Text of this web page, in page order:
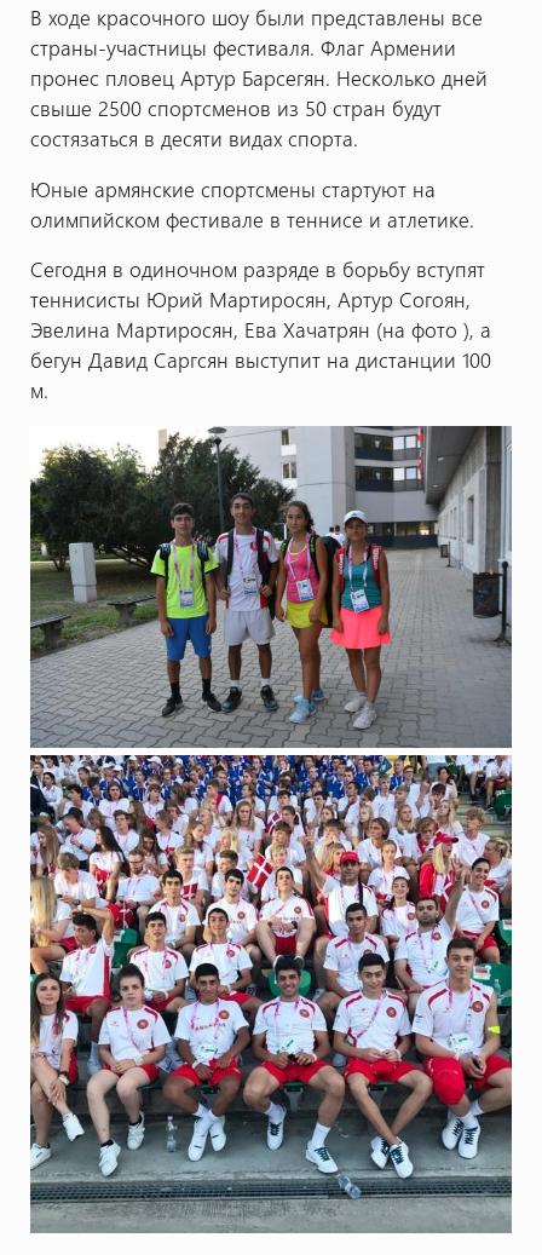
В ходе красочного шоу были представлены все
страны-участницы фестиваля. Флаг Армении
пронес пловец Артур Барсегян. Несколько дней
свыше 2500 спортсменов из 50 стран будут
состязаться в десяти видах спорта.
Юные армянские спортсмены стартуют на
олимпийском фестивале в теннисе и атлетике.
Сегодня в одиночном разряде в борьбу вступят
теннисисты Юрий Мартиросян, Артур Согоян,
Эвелина Мартиросян, Ева Хачатрян (на фото ), а
бегун Давид Саргсян выступит на дистанции 100
м.